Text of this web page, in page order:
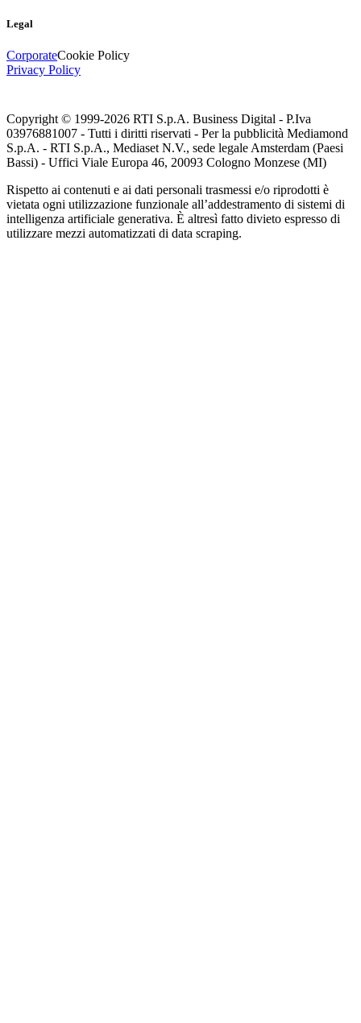
Legal
CorporateCookie Policy
Privacy Policy
Copyright © 1999-2026 RTI S.p.A. Business Digital - P.Iva
03976881007 - Tutti i diritti riservati - Per la pubblicità Mediamond
S.p.A. - RTI S.p.A., Mediaset N.V., sede legale Amsterdam (Paesi
Bassi) - Uffici Viale Europa 46, 20093 Cologno Monzese (MI)
Rispetto ai contenuti e ai dati personali trasmessi e/o riprodotti è
vietata ogni utilizzazione funzionale all’addestramento di sistemi di
intelligenza artificiale generativa. È altresì fatto divieto espresso di
utilizzare mezzi automatizzati di data scraping.